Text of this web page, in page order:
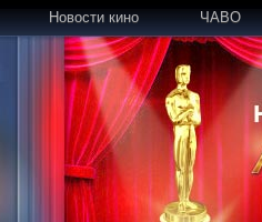
Новости кино ЧАВО